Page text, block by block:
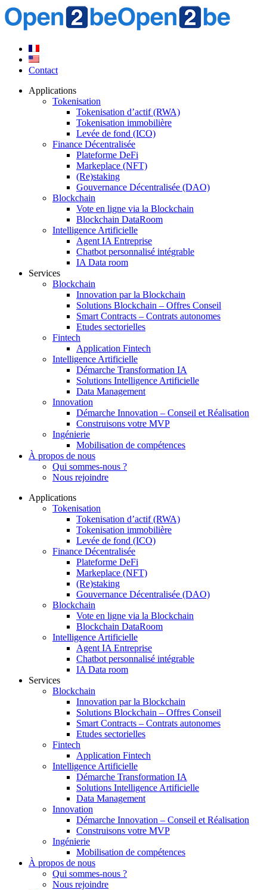
Contact
Applications
Tokenisation
Tokenisation d’actif (RWA)
Tokenisation immobilière
Levée de fond (ICO)
Finance Décentralisée
Plateforme DeFi
Markeplace (NFT)
(Re)staking
Gouvernance Décentralisée (DAO)
Blockchain
Vote en ligne via la Blockchain
Blockchain DataRoom
Intelligence Artificielle
Agent IA Entreprise
Chatbot personnalisé intégrable
IA Data room
Services
Blockchain
Innovation par la Blockchain
Solutions Blockchain – Offres Conseil
Smart Contracts – Contrats autonomes
Etudes sectorielles
Fintech
Application Fintech
Intelligence Artificielle
Démarche Transformation IA
Solutions Intelligence Artificielle
Data Management
Innovation
Démarche Innovation – Conseil et Réalisation
Construisons votre MVP
Ingénierie
Mobilisation de compétences
À propos de nous
Qui sommes-nous ?
Nous rejoindre
Applications
Tokenisation
Tokenisation d’actif (RWA)
Tokenisation immobilière
Levée de fond (ICO)
Finance Décentralisée
Plateforme DeFi
Markeplace (NFT)
(Re)staking
Gouvernance Décentralisée (DAO)
Blockchain
Vote en ligne via la Blockchain
Blockchain DataRoom
Intelligence Artificielle
Agent IA Entreprise
Chatbot personnalisé intégrable
IA Data room
Services
Blockchain
Innovation par la Blockchain
Solutions Blockchain – Offres Conseil
Smart Contracts – Contrats autonomes
Etudes sectorielles
Fintech
Application Fintech
Intelligence Artificielle
Démarche Transformation IA
Solutions Intelligence Artificielle
Data Management
Innovation
Démarche Innovation – Conseil et Réalisation
Construisons votre MVP
Ingénierie
Mobilisation de compétences
À propos de nous
Qui sommes-nous ?
Nous rejoindre